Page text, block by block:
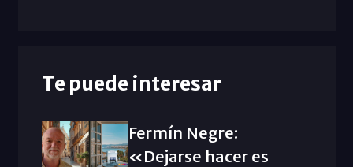
Te puede interesar
Fermín Negre:
«Dejarse hacer es